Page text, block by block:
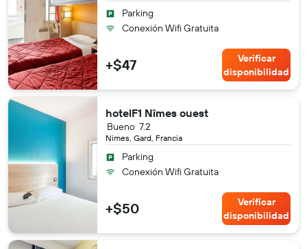
Parking
Conexión Wifi Gratuita
+$47
Verificar
disponibilidad
hotelF1 Nîmes ouest
Nimes, Gard, Francia
7.2
Bueno
Parking
Conexión Wifi Gratuita
+$50
Verificar
disponibilidad